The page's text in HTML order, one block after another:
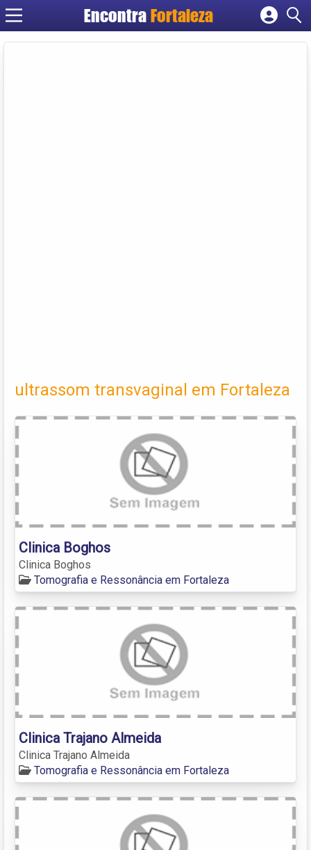
EncontraFortaleza
Cadastrar empresa
ultrassom transvaginal em Fortaleza
Clinica Boghos
Clinica Boghos
Tomografia e Ressonância em Fortaleza
Clinica Trajano Almeida
Clinica Trajano Almeida
Tomografia e Ressonância em Fortaleza